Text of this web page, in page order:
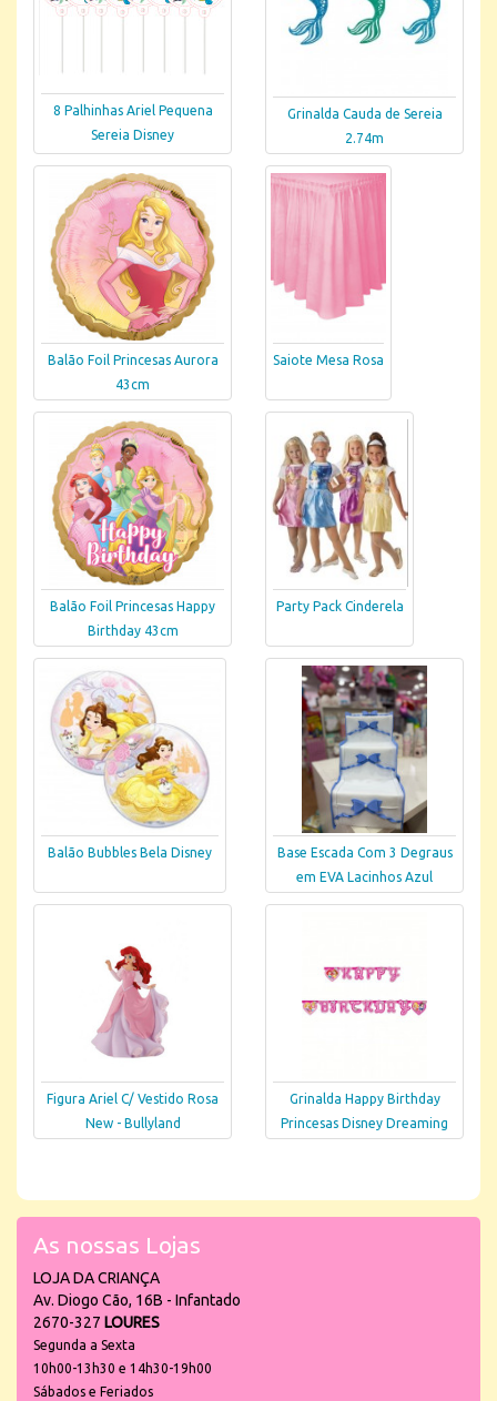
8 Palhinhas Ariel Pequena
Sereia Disney
Grinalda Cauda de Sereia
2.74m
Balão Foil Princesas Aurora
43cm
Saiote Mesa Rosa
Balão Foil Princesas Happy
Birthday 43cm
Party Pack Cinderela
Balão Bubbles Bela Disney
Base Escada Com 3 Degraus
em EVA Lacinhos Azul
Figura Ariel C/ Vestido Rosa
New - Bullyland
Grinalda Happy Birthday
Princesas Disney Dreaming
As nossas Lojas
LOJA DA CRIANÇA
Av. Diogo Cão, 16B - Infantado
2670-327 LOURES
Segunda a Sexta
10h00-13h30 e 14h30-19h00
Sábados e Feriados